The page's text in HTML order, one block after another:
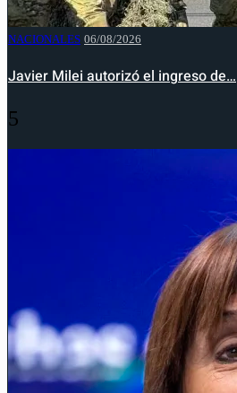
NACIONALES 06/08/2026
Javier Milei autorizó el ingreso de…
5